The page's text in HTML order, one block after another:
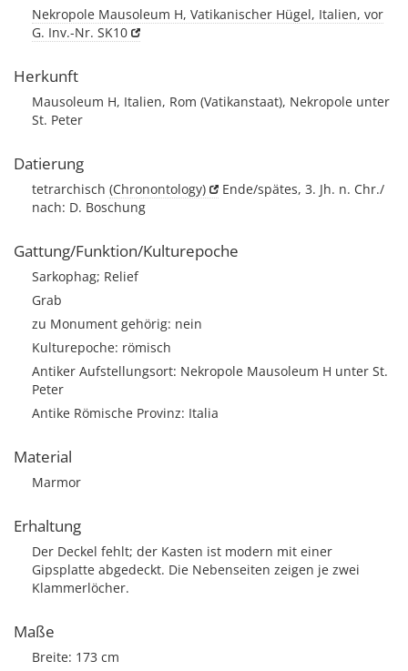
Nekropole Mausoleum H, Vatikanischer Hügel, Italien, vor
G. Inv.-Nr. SK10
Herkunft
Mausoleum H, Italien, Rom (Vatikanstaat), Nekropole unter
St. Peter
Datierung
tetrarchisch (Chronontology)
Ende/spätes, 3. Jh. n. Chr./
nach: D. Boschung
Gattung/Funktion/Kulturepoche
Sarkophag; Relief
Grab
zu Monument gehörig: nein
Kulturepoche: römisch
Antiker Aufstellungsort: Nekropole Mausoleum H unter St.
Peter
Antike Römische Provinz: Italia
Material
Marmor
Erhaltung
Der Deckel fehlt; der Kasten ist modern mit einer
Gipsplatte abgedeckt. Die Nebenseiten zeigen je zwei
Klammerlöcher.
Maße
Breite: 173 cm